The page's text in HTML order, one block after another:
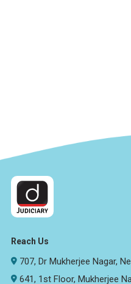
Reach Us
707, Dr Mukherjee Nagar,
641, 1st Floor, Mukherjee